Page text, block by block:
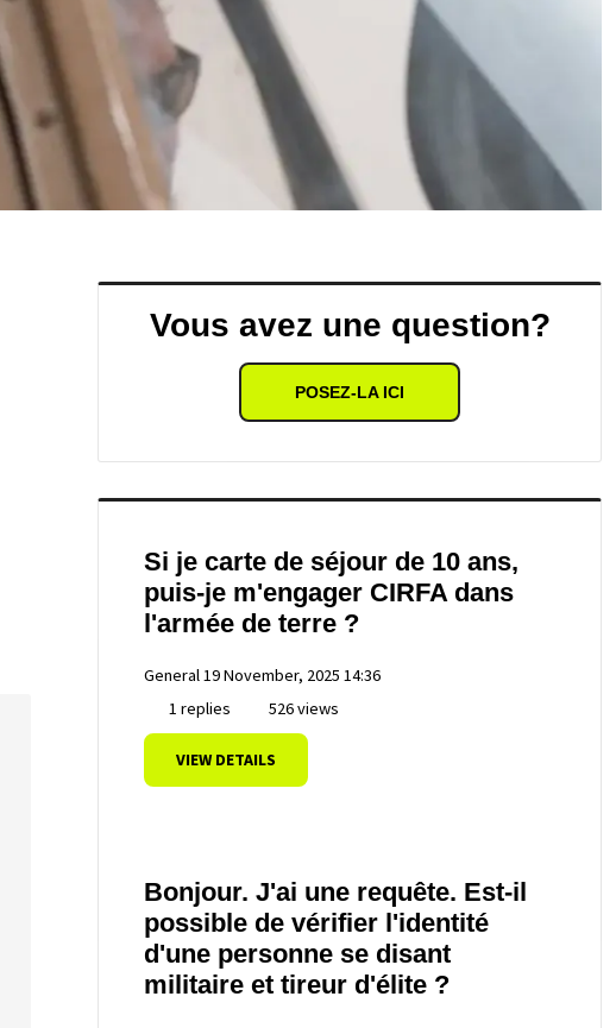
Vous avez une question?
POSEZ-LA ICI
Si je carte de séjour de 10 ans,
puis-je m'engager CIRFA dans
l'armée de terre ?
General19 November, 2025 14:36
1 replies
526 views
VIEW DETAILS
Bonjour. J'ai une requête. Est-il
possible de vérifier l'identité
d'une personne se disant
militaire et tireur d'élite ?